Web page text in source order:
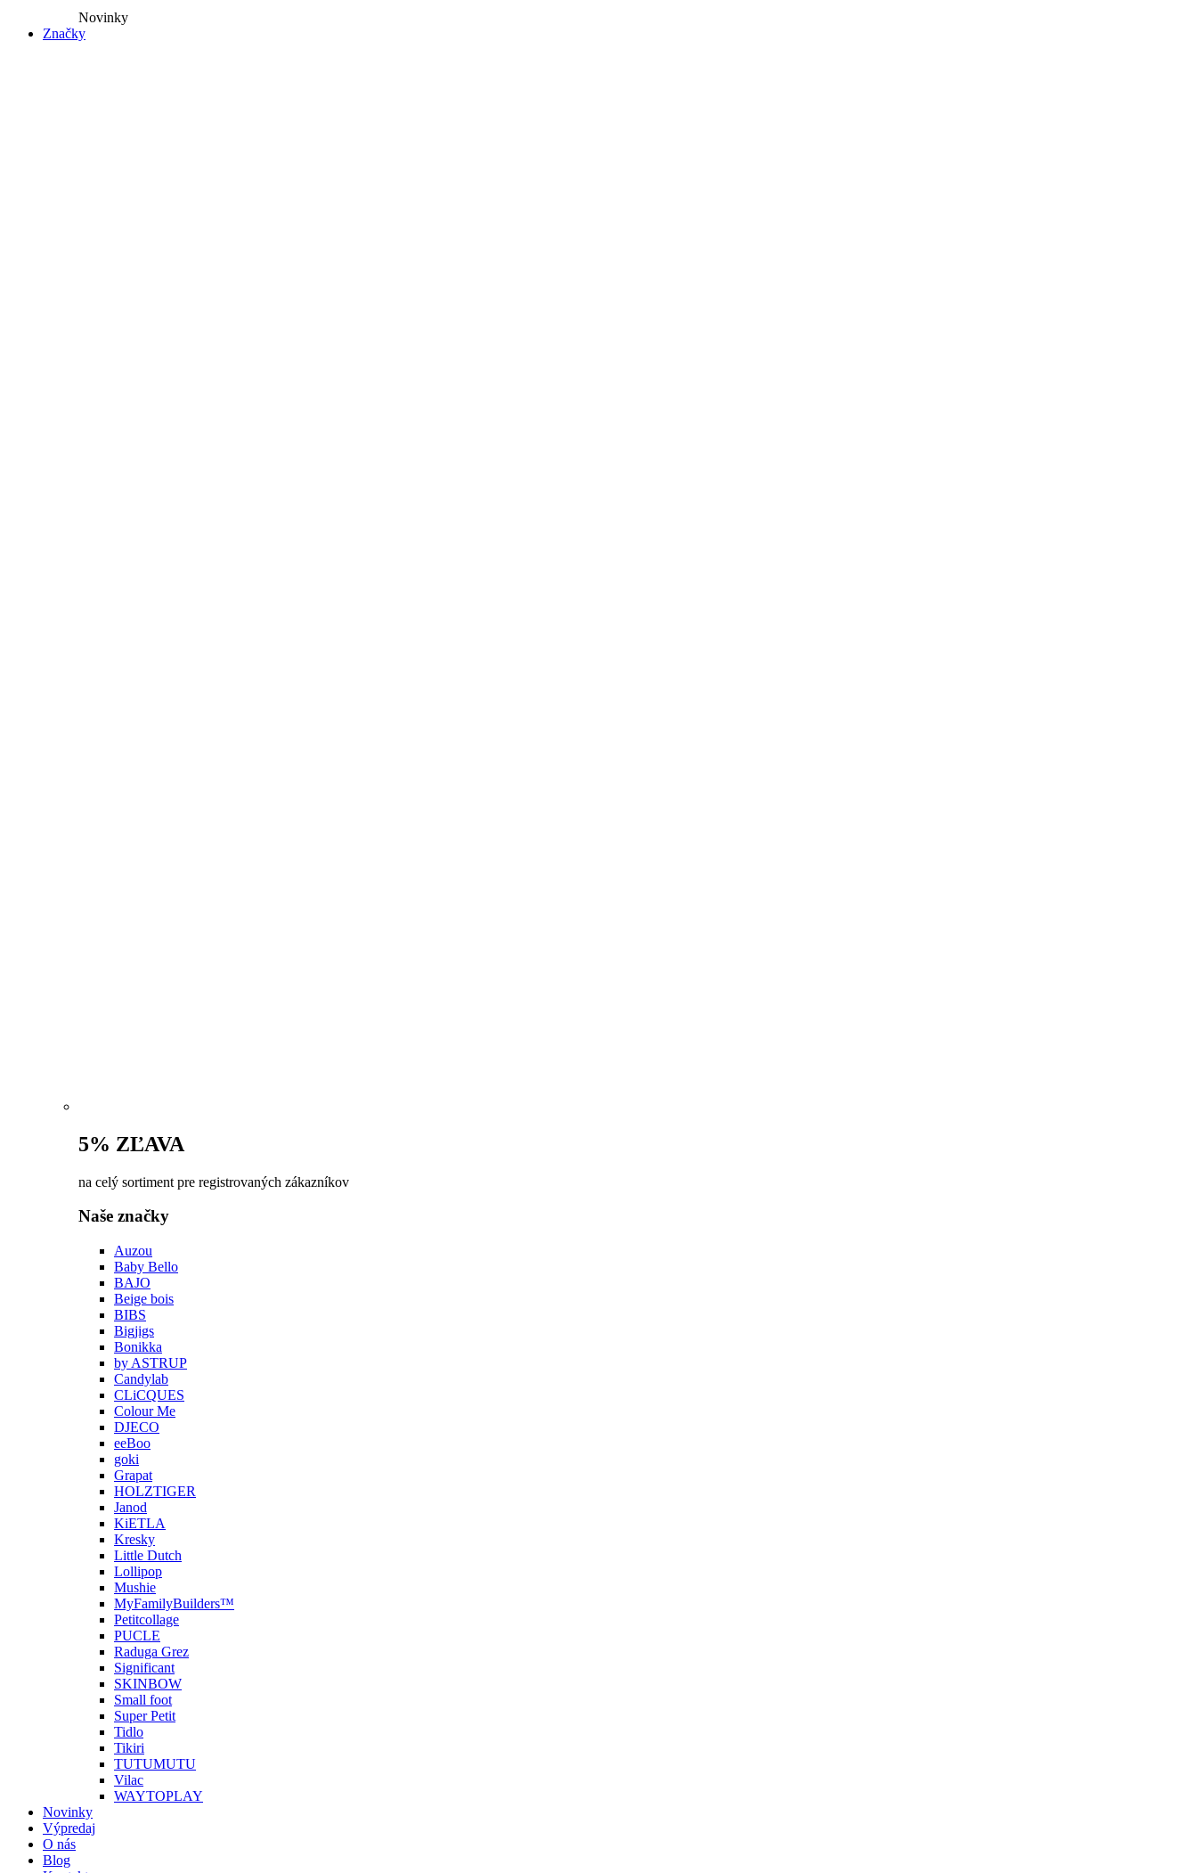
Novinky​
Značky
5% ZĽAVA
na celý sortiment pre registrovaných zákazníkov
Naše značky
Auzou
Baby Bello
BAJO
Beige bois
BIBS
Bigjigs
Bonikka
by ASTRUP
Candylab
CLiCQUES
Colour Me
DJECO
eeBoo
goki
Grapat
HOLZTIGER
Janod
KiETLA
Kresky
Little Dutch
Lollipop
Mushie
MyFamilyBuilders™
Petitcollage
PUCLE
Raduga Grez
Significant
SKINBOW
Small foot
Super Petit
Tidlo
Tikiri
TUTUMUTU
Vilac
WAYTOPLAY
Novinky
Výpredaj
O nás
Blog